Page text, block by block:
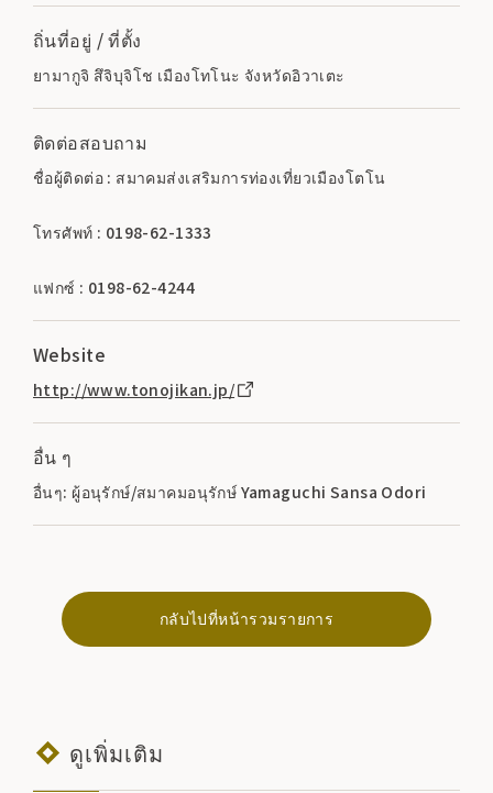
ถิ่นที่อยู่ / ที่ตั้ง
ยามากูจิ สึจิบุจิโช เมืองโทโนะ จังหวัดอิวาเตะ
ติดต่อสอบถาม
ชื่อผู้ติดต่อ : สมาคมส่งเสริมการท่องเที่ยวเมืองโตโน
โทรศัพท์ : 0198-62-1333
แฟกซ์ : 0198-62-4244
Website
http://www.tonojikan.jp/
อื่น ๆ
อื่นๆ: ผู้อนุรักษ์/สมาคมอนุรักษ์ Yamaguchi Sansa Odori
กลับไปที่หน้ารวมรายการ
ดูเพิ่มเติม